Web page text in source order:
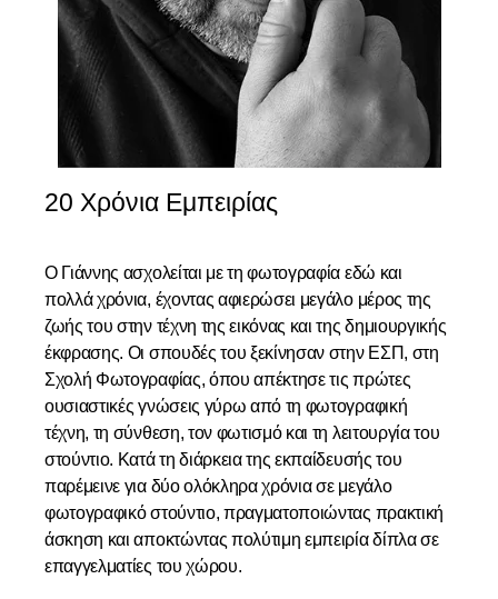
20 Χρόνια Εμπειρίας
Ο Γιάννης ασχολείται με τη φωτογραφία εδώ και
πολλά χρόνια, έχοντας αφιερώσει μεγάλο μέρος της
ζωής του στην τέχνη της εικόνας και της δημιουργικής
έκφρασης. Οι σπουδές του ξεκίνησαν στην ΕΣΠ, στη
Σχολή Φωτογραφίας, όπου απέκτησε τις πρώτες
ουσιαστικές γνώσεις γύρω από τη φωτογραφική
τέχνη, τη σύνθεση, τον φωτισμό και τη λειτουργία του
στούντιο. Κατά τη διάρκεια της εκπαίδευσής του
παρέμεινε για δύο ολόκληρα χρόνια σε μεγάλο
φωτογραφικό στούντιο, πραγματοποιώντας πρακτική
άσκηση και αποκτώντας πολύτιμη εμπειρία δίπλα σε
επαγγελματίες του χώρου.